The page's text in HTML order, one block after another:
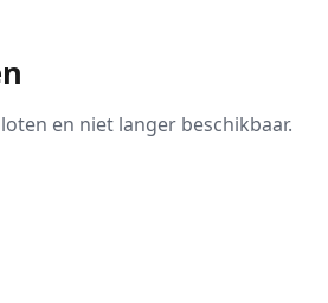
en niet langer beschikbaar.